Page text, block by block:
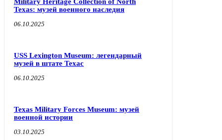
Texas: музей военного наследия
06.10.2025
USS Lexington Museum: легендарный
музей в штате Техас
06.10.2025
Texas Military Forces Museum: музей
военной истории
03.10.2025